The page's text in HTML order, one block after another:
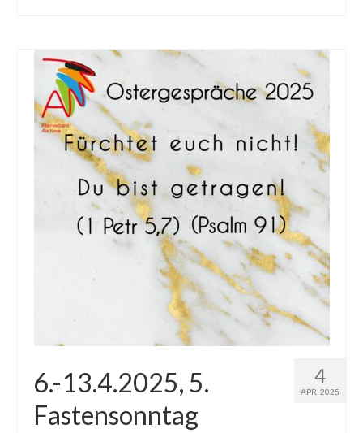
Menschen
Gottesdienst
Pfarrcaritas
Firmung
Fastentücher von Max Rauch
Pfarre Zwölfaxing
Menschen in der Pfarre Zwölfaxing
Flohmarkt
Kirchenführung
4
APR. 2025
6.-13.4.2025, 5.
Fastensonntag